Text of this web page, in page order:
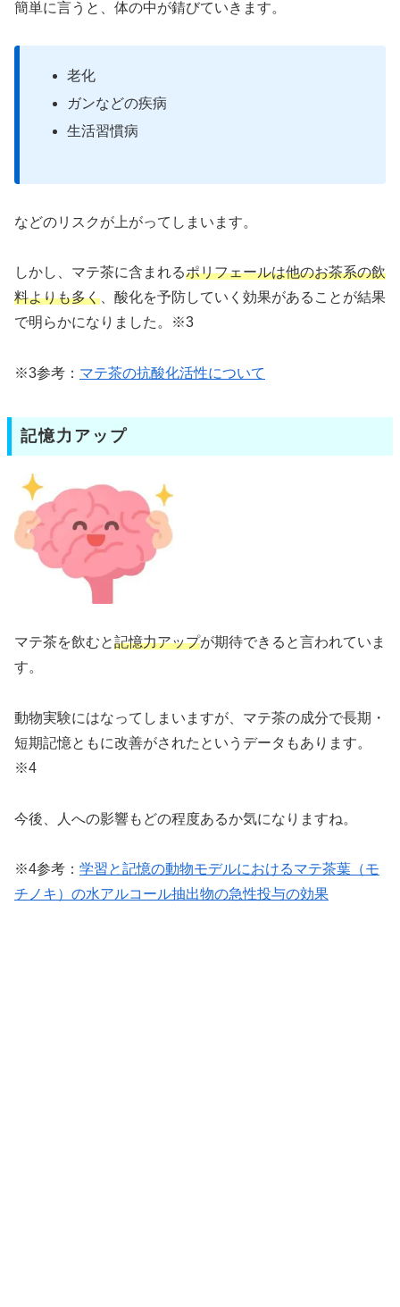
簡単に言うと、体の中が錆びていきます。
老化
ガンなどの疾病
生活習慣病
などのリスクが上がってしまいます。
しかし、マテ茶に含まれるポリフェールは他のお茶系の飲
料よりも多く、酸化を予防していく効果があることが結果
で明らかになりました。※3
※3参考： マテ茶の抗酸化活性について
記憶力アップ
マテ茶を飲むと記憶力アップが期待できると言われていま
す。
動物実験にはなってしまいますが、マテ茶の成分で長期・
短期記憶ともに改善がされたというデータもあります。
※4
今後、人への影響もどの程度あるか気になりますね。
※4参考： 学習と記憶の動物モデルにおけるマテ茶葉（モ
チノキ）の水アルコール抽出物の急性投与の効果